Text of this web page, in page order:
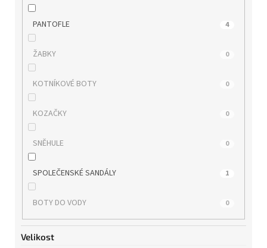
WONDERS
ZAXY
PANTOFLE 4
ŽABKY 0
KOTNÍKOVÉ BOTY 0
KOZAČKY 0
SNĚHULE 0
SPOLEČENSKÉ SANDÁLY 1
BOTY DO VODY 0
Velikost